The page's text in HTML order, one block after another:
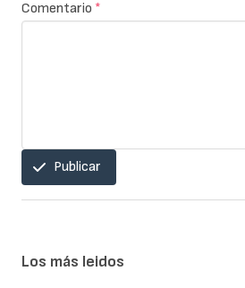
Comentario *
Publicar
Los más leidos